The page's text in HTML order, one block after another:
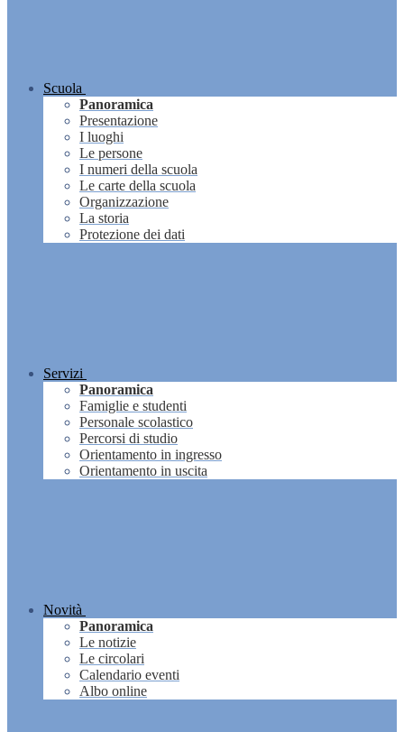
Scuola
Panoramica
Presentazione
I luoghi
Le persone
I numeri della scuola
Le carte della scuola
Organizzazione
La storia
Protezione dei dati
Servizi
Panoramica
Famiglie e studenti
Personale scolastico
Percorsi di studio
Orientamento in ingresso
Orientamento in uscita
Novità
Panoramica
Le notizie
Le circolari
Calendario eventi
Albo online